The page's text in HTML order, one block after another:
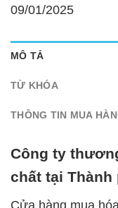
09/01/2025
MÔ TẢ
TỪ KHÓA
THÔNG TIN MUA
Công ty
chất tại Thành